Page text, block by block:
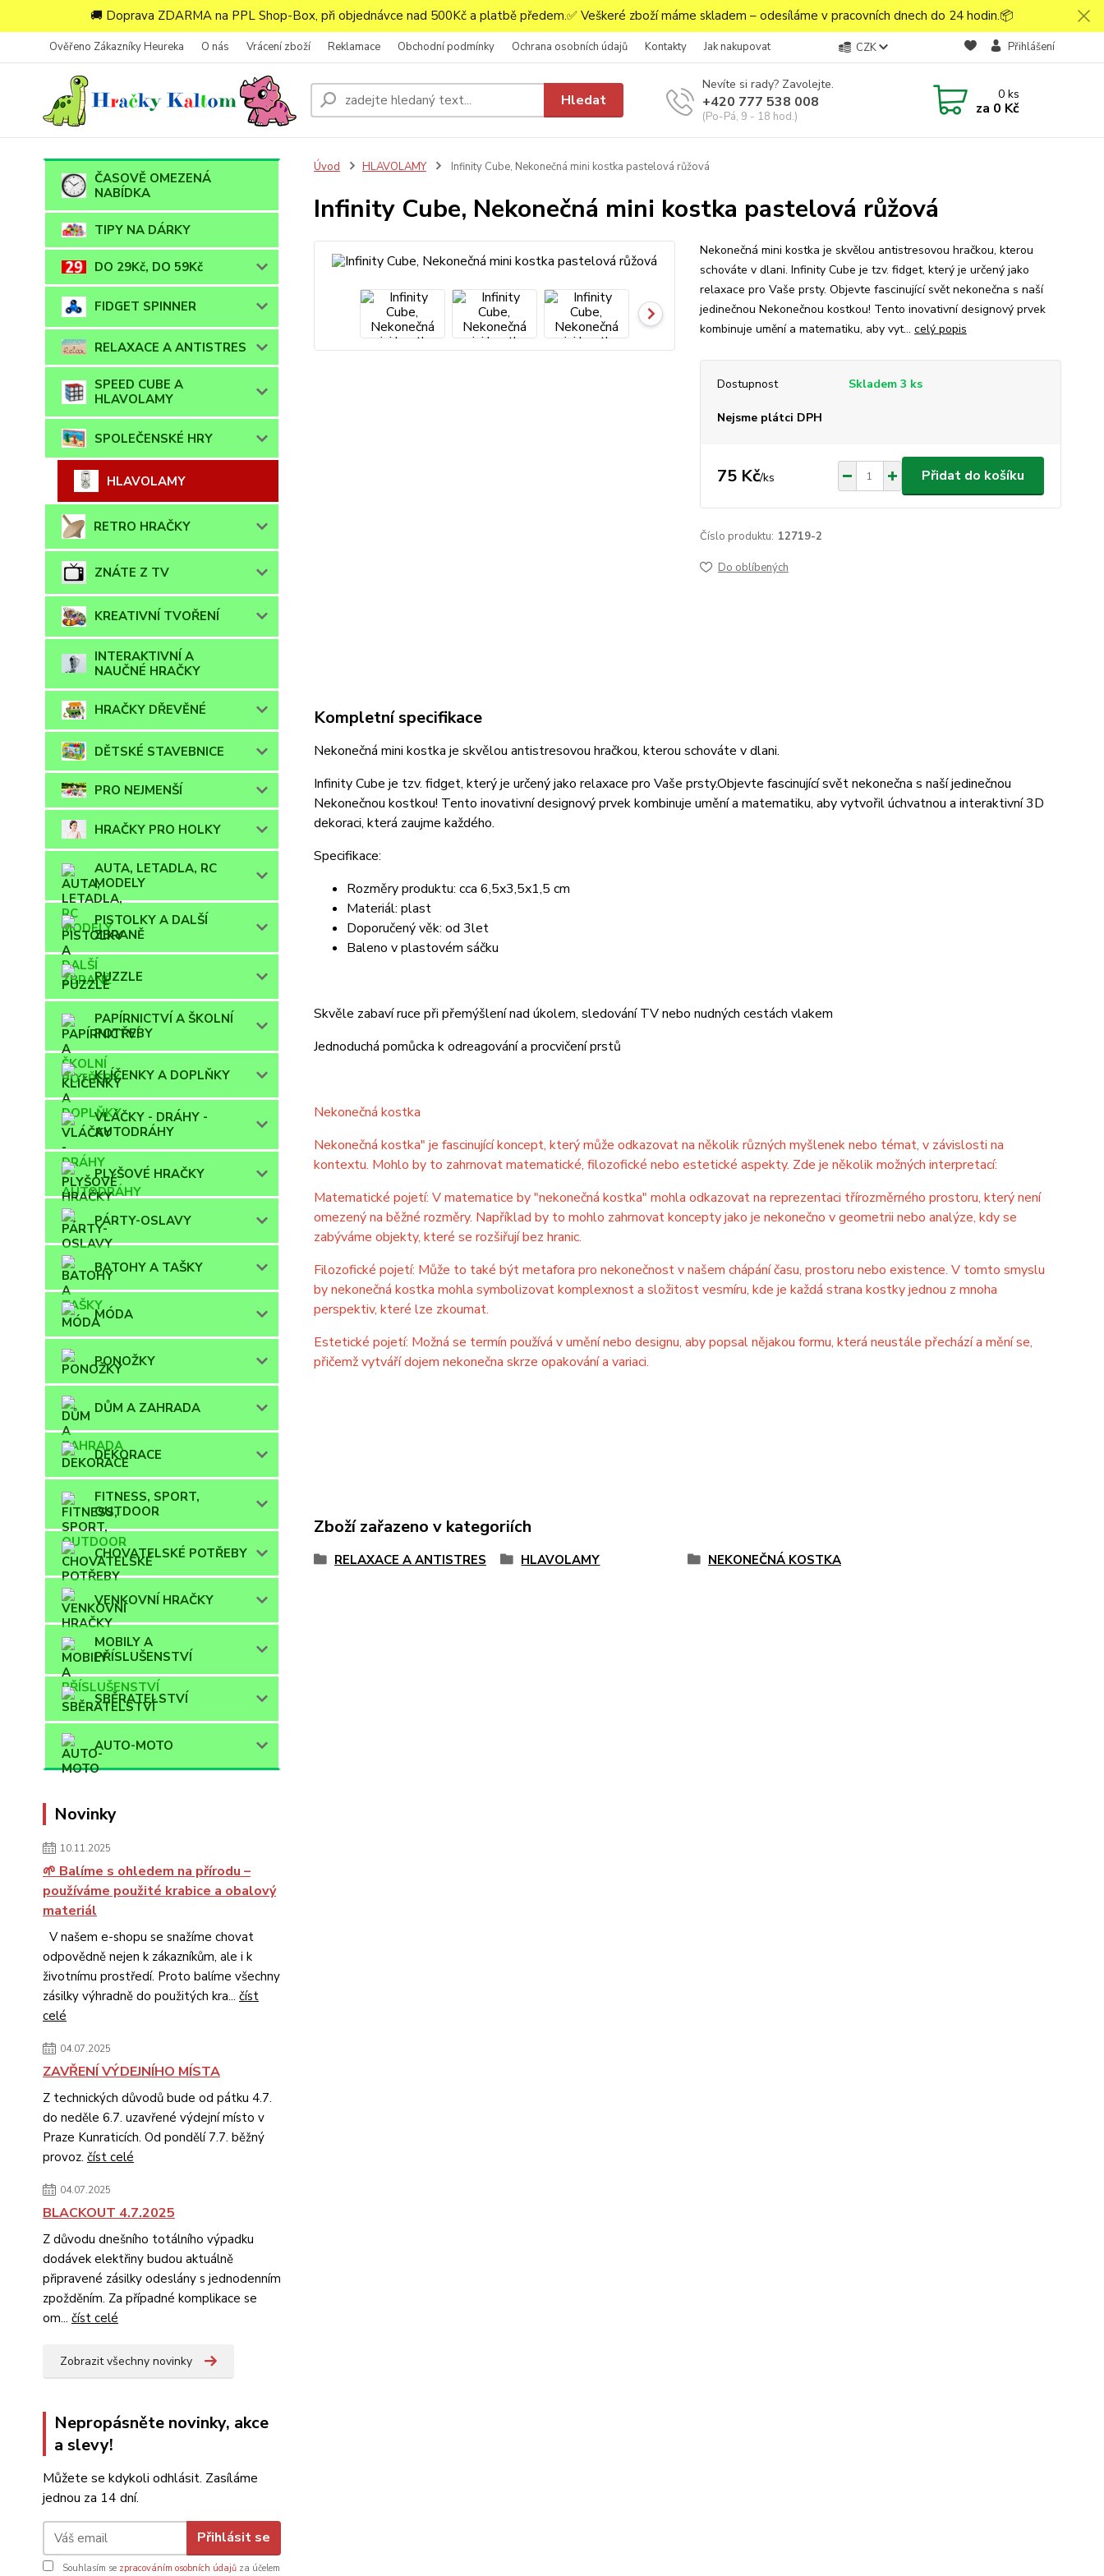
🚚 Doprava ZDARMA na PPL Shop-Box, při objednávce nad 500Kč a platbě předem.✅ Veškeré zboží máme skladem – odesíláme v pracovních dnech do 24 hodin.📦
Ověřeno Zákazníky Heureka O nás Vrácení zboží Reklamace Obchodní podmínky Ochrana osobních údajů Kontakty Jak nakupovat CZK Přihlášení
Hledat
Nevíte si rady? Zavolejte.
+420 777 538 008
(Po-Pá, 9 - 18 hod.)
0ks
za 0 Kč
ČASOVĚ OMEZENÁ
NABÍDKA
TIPY NA DÁRKY
DO 29Kč, DO 59Kč
FIDGET SPINNER
RELAXACE A ANTISTRES
SPEED CUBE A
HLAVOLAMY
SPOLEČENSKÉ HRY
HLAVOLAMY
RETRO HRAČKY
ZNÁTE Z TV
KREATIVNÍ TVOŘENÍ
INTERAKTIVNÍ A
NAUČNÉ HRAČKY
HRAČKY DŘEVĚNÉ
DĚTSKÉ STAVEBNICE
PRO NEJMENŠÍ
HRAČKY PRO HOLKY
AUTA, LETADLA, RC
MODELY
PISTOLKY A DALŠÍ
ZBRANĚ
PUZZLE
PAPÍRNICTVÍ A ŠKOLNÍ
POTŘEBY
KLÍČENKY A DOPLŇKY
VLÁČKY - DRÁHY -
AUTODRÁHY
PLYŠOVÉ HRAČKY
PÁRTY-OSLAVY
BATOHY A TAŠKY
MÓDA
PONOŽKY
DŮM A ZAHRADA
DEKORACE
FITNESS, SPORT,
OUTDOOR
CHOVATELSKÉ POTŘEBY
VENKOVNÍ HRAČKY
MOBILY A
PŘÍSLUŠENSTVÍ
SBĚRATELSTVÍ
AUTO-MOTO
Novinky
10.11.2025
🌱 Balíme s ohledem na přírodu –
používáme použité krabice a obalový
materiál
V našem e-shopu se snažíme chovat
odpovědně nejen k zákazníkům, ale i k
životnímu prostředí. Proto balíme všechny
zásilky výhradně do použitých kra... číst
celé
04.07.2025
ZAVŘENÍ VÝDEJNÍHO MÍSTA
Z technických důvodů bude od pátku 4.7.
do neděle 6.7. uzavřené výdejní místo v
Praze Kunraticích. Od pondělí 7.7. běžný
provoz. číst celé
04.07.2025
BLACKOUT 4.7.2025
Z důvodu dnešního totálního výpadku
dodávek elektřiny budou aktuálně
připravené zásilky odeslány s jednodenním
zpožděním. Za případné komplikace se
om... číst celé
Zobrazit všechny novinky
Nepropásněte novinky, akce
a slevy!
Můžete se kdykoli odhlásit. Zasíláme
jednou za 14 dní.
Přihlásit se
Souhlasím se zpracováním osobních údajů za účelem
Úvod HLAVOLAMY Infinity Cube, Nekonečná mini kostka pastelová růžová
Infinity Cube, Nekonečná mini kostka pastelová růžová
Nekonečná mini kostka je skvělou antistresovou hračkou, kterou
schováte v dlani. Infinity Cube je tzv. fidget, který je určený jako
relaxace pro Vaše prsty. Objevte fascinující svět nekonečna s naší
jedinečnou Nekonečnou kostkou! Tento inovativní designový prvek
kombinuje umění a matematiku, aby vyt... celý popis
Dostupnost Skladem 3 ks
Nejsme plátci DPH
75 Kč/ks Přidat do košíku
Číslo produktu: 12719-2
Do oblíbených
Kompletní specifikace
Nekonečná mini kostka je skvělou antistresovou hračkou, kterou schováte v dlani.
Infinity Cube je tzv. fidget, který je určený jako relaxace pro Vaše prsty.Objevte fascinující svět nekonečna s naší jedinečnou
Nekonečnou kostkou! Tento inovativní designový prvek kombinuje umění a matematiku, aby vytvořil úchvatnou a interaktivní 3D
dekoraci, která zaujme každého.
Specifikace:
Rozměry produktu: cca 6,5x3,5x1,5 cm
Materiál: plast
Doporučený věk: od 3let
Baleno v plastovém sáčku
Skvěle zabaví ruce při přemýšlení nad úkolem, sledování TV nebo nudných cestách vlakem
Jednoduchá pomůcka k odreagování a procvičení prstů
Nekonečná kostka
Nekonečná kostka" je fascinující koncept, který může odkazovat na několik různých myšlenek nebo témat, v závislosti na
kontextu. Mohlo by to zahrnovat matematické, filozofické nebo estetické aspekty. Zde je několik možných interpretací:
Matematické pojetí: V matematice by "nekonečná kostka" mohla odkazovat na reprezentaci třírozměrného prostoru, který není
omezený na běžné rozměry. Například by to mohlo zahrnovat koncepty jako je nekonečno v geometrii nebo analýze, kdy se
zabýváme objekty, které se rozšiřují bez hranic.
Filozofické pojetí: Může to také být metafora pro nekonečnost v našem chápání času, prostoru nebo existence. V tomto smyslu
by nekonečná kostka mohla symbolizovat komplexnost a složitost vesmíru, kde je každá strana kostky jednou z mnoha
perspektiv, které lze zkoumat.
Estetické pojetí: Možná se termín používá v umění nebo designu, aby popsal nějakou formu, která neustále přechází a mění se,
přičemž vytváří dojem nekonečna skrze opakování a variaci.
Zboží zařazeno v kategoriích
RELAXACE A ANTISTRES HLAVOLAMY NEKONEČNÁ KOSTKA